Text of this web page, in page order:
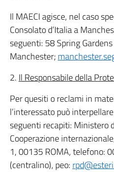
Il MAECI agisce, nel caso
Consolato d’Italia a
seguenti: 58 Spring
Manchester;
2. Il Responsabile della
Per quesiti o reclami in
l’interessato può
seguenti recapiti: Ministero
Cooperazione
1, 00135 ROMA, telefono:
(centralino), peo: